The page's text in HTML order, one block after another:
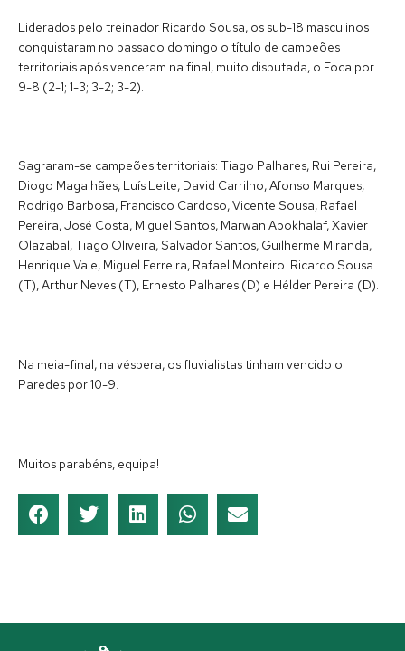
Liderados pelo treinador Ricardo Sousa, os sub-18 masculinos
conquistaram no passado domingo o título de campeões
territoriais após venceram na final, muito disputada, o Foca por
9-8 (2-1; 1-3; 3-2; 3-2).
Sagraram-se campeões territoriais: Tiago Palhares, Rui Pereira,
Diogo Magalhães, Luís Leite, David Carrilho, Afonso Marques,
Rodrigo Barbosa, Francisco Cardoso, Vicente Sousa, Rafael
Pereira, José Costa, Miguel Santos, Marwan Abokhalaf, Xavier
Olazabal, Tiago Oliveira, Salvador Santos, Guilherme Miranda,
Henrique Vale, Miguel Ferreira, Rafael Monteiro. Ricardo Sousa
(T), Arthur Neves (T), Ernesto Palhares (D) e Hélder Pereira (D).
Na meia-final, na véspera, os fluvialistas tinham vencido o
Paredes por 10-9.
Muitos parabéns, equipa!